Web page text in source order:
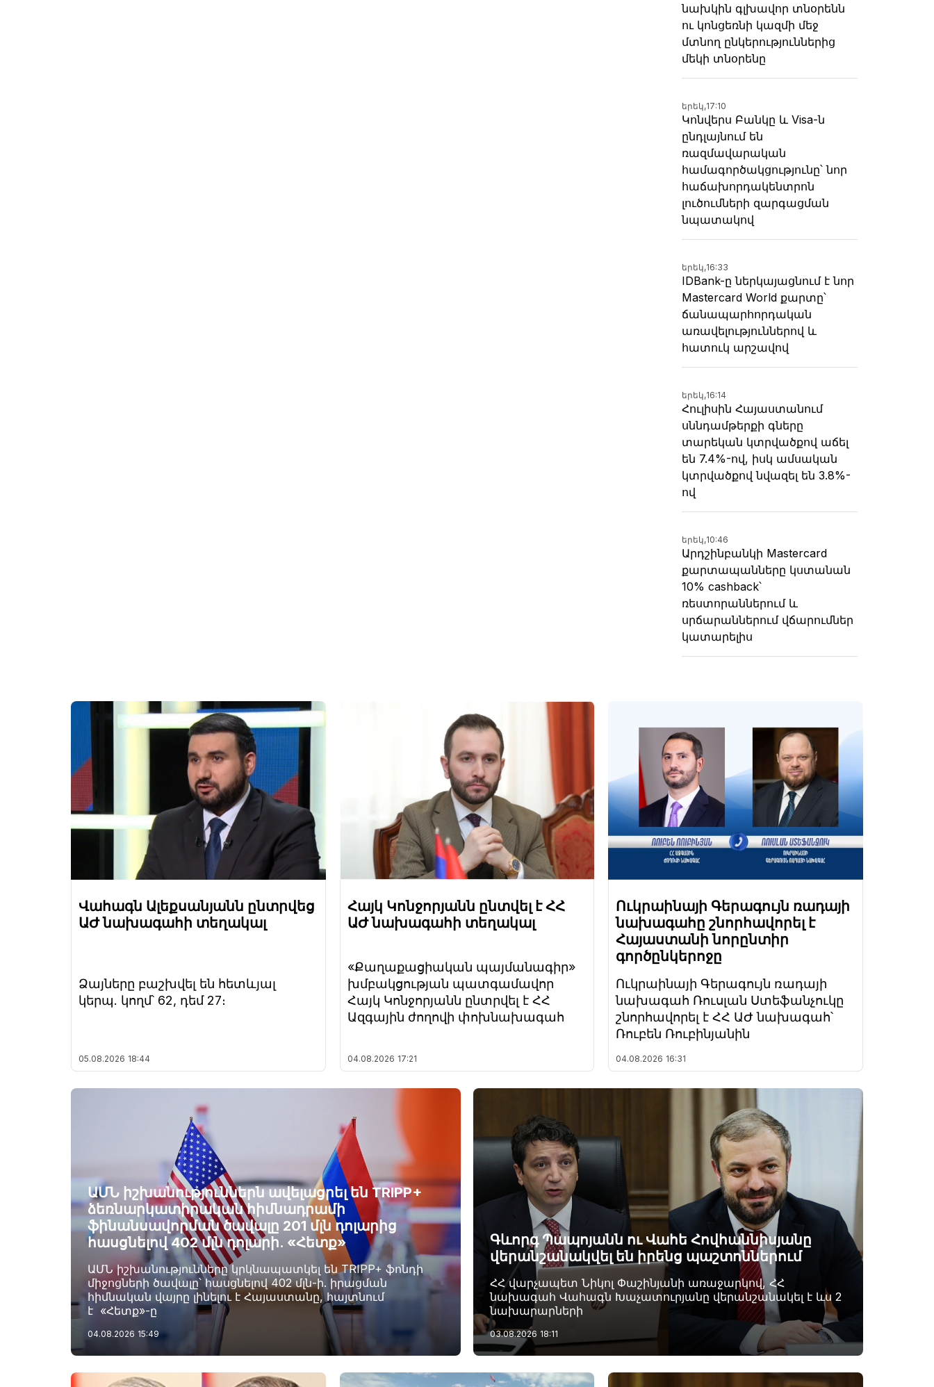
նախկին գլխավոր տնօրենն
ու կոնցեռնի կազմի մեջ
մտնող ընկերություններից
մեկի տնօրենը
երեկ,17:10
Կոնվերս Բանկը և Visa-ն
ընդլայնում են
ռազմավարական
համագործակցությունը՝ նոր
հաճախորդակենտրոն
լուծումների զարգացման
նպատակով
երեկ,16:33
IDBank-ը ներկայացնում է նոր
Mastercard World քարտը՝
ճանապարհորդական
առավելություններով և
հատուկ արշավով
երեկ,16:14
Հուլիսին Հայաստանում
սննդամթերքի գները
տարեկան կտրվածքով աճել
են 7.4%-ով, իսկ ամսական
կտրվածքով նվազել են 3.8%-
ով
երեկ,10:46
Արդշինբանկի Mastercard
քարտապանները կստանան
10% cashback՝
ռեստորաններում և
սրճարաններում վճարումներ
կատարելիս
Վահագն Ալեքսանյանն ընտրվեց
ԱԺ նախագահի տեղակալ
Ձայները բաշխվել են հետևյալ
կերպ. կողմ՝ 62, դեմ 27։
05.08.2026 18:44
Հայկ Կոնջորյանն ընտվել է ՀՀ
ԱԺ նախագահի տեղակալ
«Քաղաքացիական պայմանագիր»
խմբակցության պատգամավոր
Հայկ Կոնջորյանն ընտրվել է ՀՀ
Ազգային ժողովի փոխնախագահ
04.08.2026 17:21
Ուկրաինայի Գերագույն ռադայի
նախագահը շնորհավորել է
Հայաստանի նորընտիր
գործընկերոջը
Ուկրաինայի Գերագույն ռադայի
նախագահ Ռուսլան Ստեֆանչուկը
շնորհավորել է ՀՀ ԱԺ նախագահ՝
Ռուբեն Ռուբինյանին
04.08.2026 16:31
ԱՄՆ իշխանություններն ավելացրել են TRIPP+
ձեռնարկատիրական հիմնադրամի
ֆինանսավորման ծավալը 201 մլն դոլարից
հասցնելով 402 մլն դոլարի. «Հետք»
ԱՄՆ իշխանությունները կրկնապատկել են TRIPP+ ֆոնդի
միջոցների ծավալը՝ հասցնելով 402 մլն-ի. իրացման
հիմնական վայրը լինելու է Հայաստանը, հայտնում
է «Հետք»-ը
04.08.2026 15:49
Գևորգ Պապոյանն ու Վահե Հովհաննիսյանը
վերանշանակվել են իրենց պաշտոններում
ՀՀ վարչապետ Նիկոլ Փաշինյանի առաջարկով, ՀՀ
նախագահ Վահագն Խաչատուրյանը վերանշանակել է ևս 2
նախարարների
03.08.2026 18:11